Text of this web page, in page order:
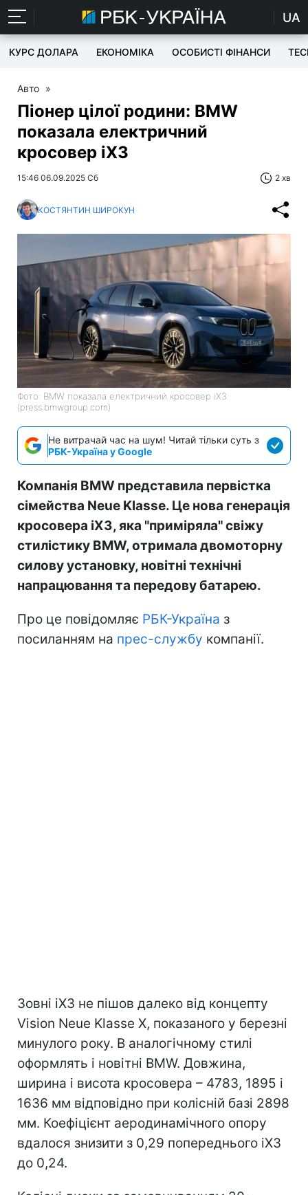
UA
КУРС ДОЛАРА ЕКОНОМІКА ОСОБИСТІ ФІНАНСИ
Авто »
Піонер цілої родини: BMW
показала електричний
кросовер iX3
15:46 06.09.2025 Сб 2 хв
КОСТЯНТИН ШИРОКУН
Фото: BMW показала електричний кросовер iX3
(press.bmwgroup.com)
Не витрачай час на шум! Читай тільки суть з
РБК-Україна у Google
Компанія BMW представила первістка
сімейства Neue Klasse. Це нова генерація
кросовера iX3, яка "приміряла" свіжу
стилістику BMW, отримала двомоторну
силову установку, новітні технічні
напрацювання та передову батарею.
Про це повідомляє РБК-Україна з
посиланням на прес-службу компанії.
Зовні iX3 не пішов далеко від концепту
Vision Neue Klasse X, показаного у березні
минулого року. В аналогічному стилі
оформлять і новітні BMW. Довжина,
ширина і висота кросовера – 4783, 1895 і
1636 мм відповідно при колісній базі 2898
мм. Коефіцієнт аеродинамічного опору
вдалося знизити з 0,29 попереднього iX3
до 0,24.